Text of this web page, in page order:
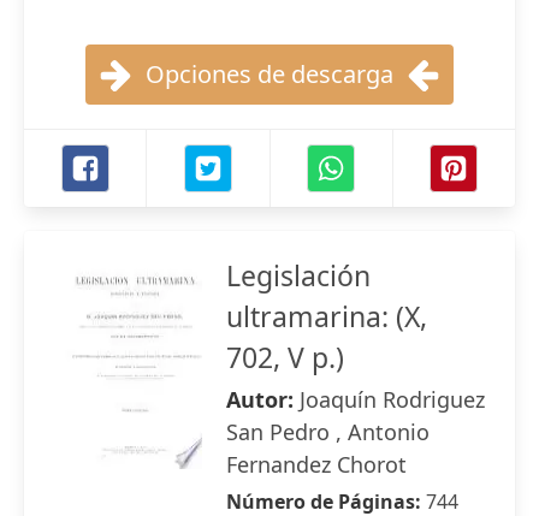
Opciones de descarga
Legislación
ultramarina: (X,
702, V p.)
Autor: Joaquín Rodriguez
San Pedro , Antonio
Fernandez Chorot
Número de Páginas: 744